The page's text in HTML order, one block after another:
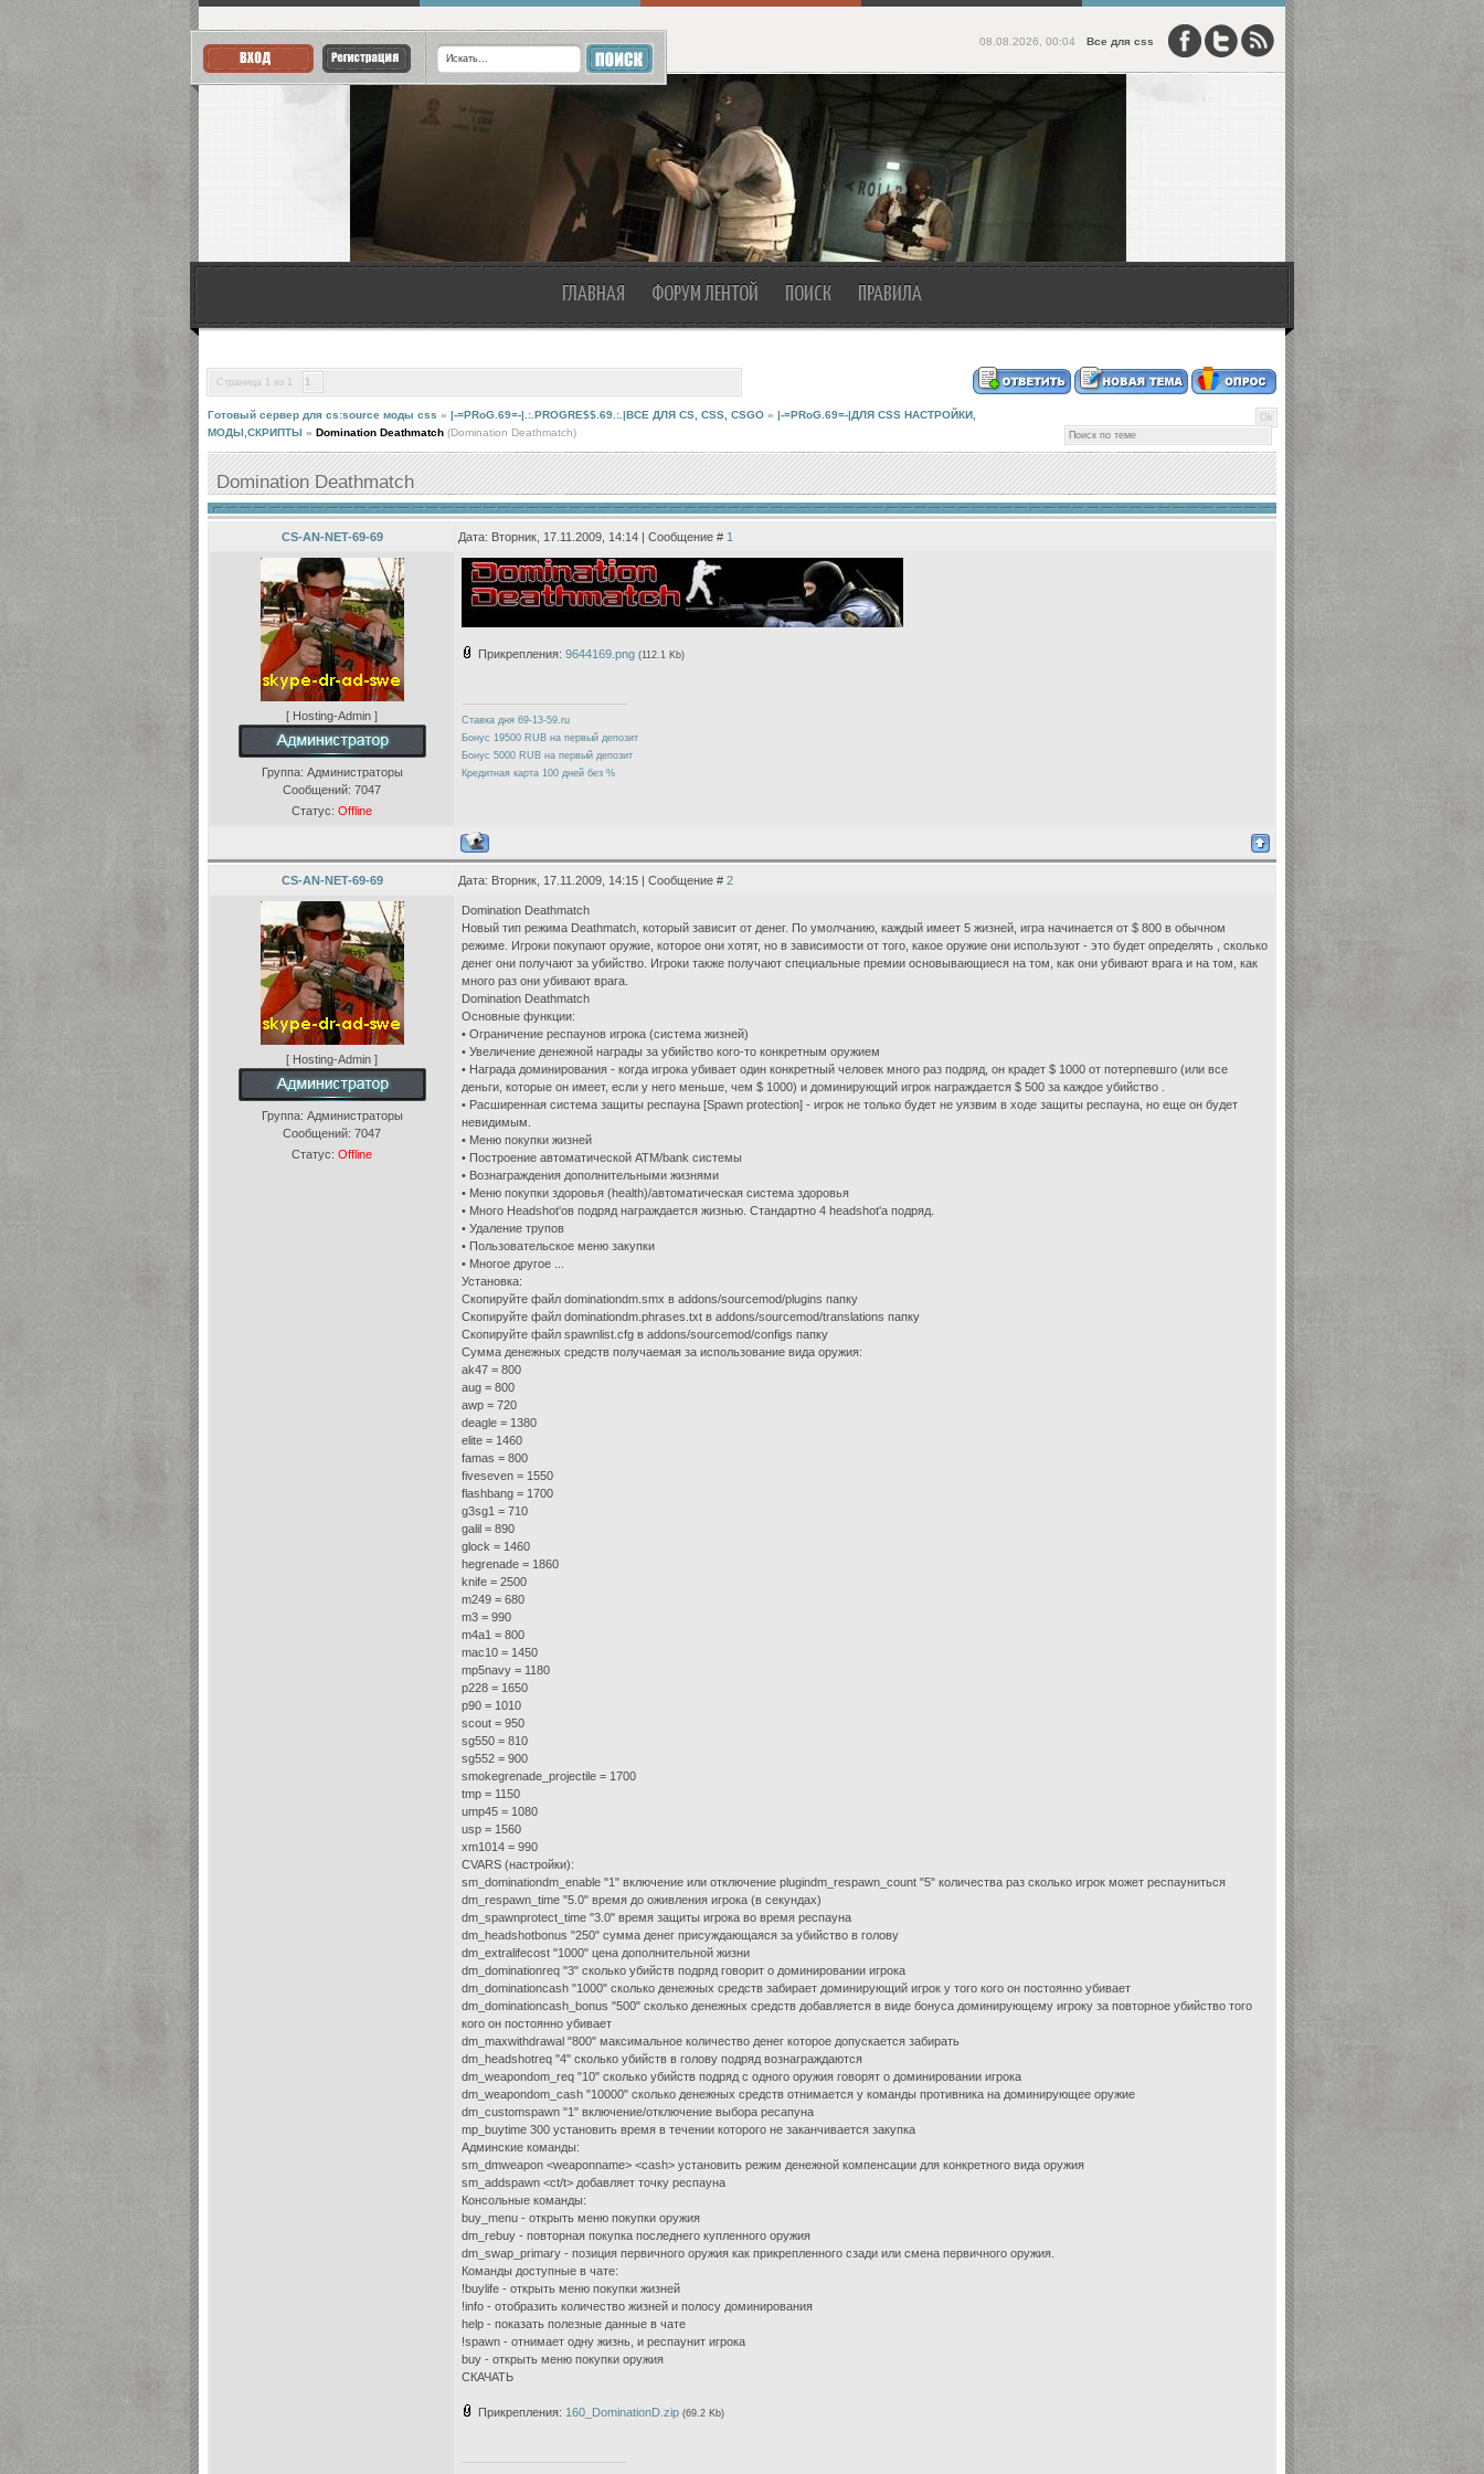
08.08.2026, 00:04 Все для css
ГЛАВНАЯ ФОРУМ ЛЕНТОЙ ПОИСК ПРАВИЛА
Страница 1 из 1 1
Готовый сервер для cs:source моды css » |-=PRoG.69=-|.:.PROGRE$$.69.:.|ВСЕ ДЛЯ CS, CSS, CSGO » |-=PRoG.69=-|ДЛЯ CSS НАСТРОЙКИ,
МОДЫ,СКРИПТЫ » Domination Deathmatch (Domination Deathmatch)
Domination Deathmatch
CS-AN-NET-69-69 Дата: Вторник, 17.11.2009, 14:14 | Сообщение # 1
[ Hosting-Admin ]
Группа: Администраторы
Сообщений: 7047
Статус: Offline
Прикрепления: 9644169.png (112.1 Kb)
Ставка дня 69-13-59.ru
Бонус 19500 RUB на первый депозит
Бонус 5000 RUB на первый депозит
Кредитная карта 100 дней без %
CS-AN-NET-69-69 Дата: Вторник, 17.11.2009, 14:15 | Сообщение # 2
[ Hosting-Admin ]
Группа: Администраторы
Сообщений: 7047
Статус: Offline
Domination Deathmatch
Новый тип режима Deathmatch, который зависит от денег. По умолчанию, каждый имеет 5 жизней, игра начинается от $ 800 в обычном
режиме. Игроки покупают оружие, которое они хотят, но в зависимости от того, какое оружие они используют - это будет определять , сколько
денег они получают за убийство. Игроки также получают специальные премии основывающиеся на том, как они убивают врага и на том, как
много раз они убивают врага.
Domination Deathmatch
Основные функции:
• Ограничение респаунов игрока (система жизней)
• Увеличение денежной награды за убийство кого-то конкретным оружием
• Награда доминирования - когда игрока убивает один конкретный человек много раз подряд, он крадет $ 1000 от потерпевшго (или все
деньги, которые он имеет, если у него меньше, чем $ 1000) и доминирующий игрок награждается $ 500 за каждое убийство .
• Расширенная система защиты респауна [Spawn protection] - игрок не только будет не уязвим в ходе защиты респауна, но еще он будет
невидимым.
• Меню покупки жизней
• Построение автоматической ATM/bank системы
• Вознаграждения дополнительными жизнями
• Меню покупки здоровья (health)/автоматическая система здоровья
• Много Headshot'ов подряд награждается жизнью. Стандартно 4 headshot'а подряд.
• Удаление трупов
• Пользовательское меню закупки
• Многое другое ...
Установка:
Скопируйте файл dominationdm.smx в addons/sourcemod/plugins папку
Скопируйте файл dominationdm.phrases.txt в addons/sourcemod/translations папку
Скопируйте файл spawnlist.cfg в addons/sourcemod/configs папку
Сумма денежных средств получаемая за использование вида оружия:
ak47 = 800
aug = 800
awp = 720
deagle = 1380
elite = 1460
famas = 800
fiveseven = 1550
flashbang = 1700
g3sg1 = 710
galil = 890
glock = 1460
hegrenade = 1860
knife = 2500
m249 = 680
m3 = 990
m4a1 = 800
mac10 = 1450
mp5navy = 1180
p228 = 1650
p90 = 1010
scout = 950
sg550 = 810
sg552 = 900
smokegrenade_projectile = 1700
tmp = 1150
ump45 = 1080
usp = 1560
xm1014 = 990
CVARS (настройки):
sm_dominationdm_enable "1" включение или отключение plugindm_respawn_count "5" количества раз сколько игрок может респауниться
dm_respawn_time "5.0" время до оживления игрока (в секундах)
dm_spawnprotect_time "3.0" время защиты игрока во время респауна
dm_headshotbonus "250" сумма денег присуждающаяся за убийство в голову
dm_extralifecost "1000" цена дополнительной жизни
dm_dominationreq "3" сколько убийств подряд говорит о доминировании игрока
dm_dominationcash "1000" сколько денежных средств забирает доминирующий игрок у того кого он постоянно убивает
dm_dominationcash_bonus "500" сколько денежных средств добавляется в виде бонуса доминирующему игроку за повторное убийство того
кого он постоянно убивает
dm_maxwithdrawal "800" максимальное количество денег которое допускается забирать
dm_headshotreq "4" сколько убийств в голову подряд вознаграждаются
dm_weapondom_req "10" сколько убийств подряд с одного оружия говорят о доминировании игрока
dm_weapondom_cash "10000" сколько денежных средств отнимается у команды противника на доминирующее оружие
dm_customspawn "1" включение/отключение выбора ресапуна
mp_buytime 300 установить время в течении которого не заканчивается закупка
Админские команды:
sm_dmweapon <weaponname> <cash> установить режим денежной компенсации для конкретного вида оружия
sm_addspawn <ct/t> добавляет точку респауна
Консольные команды:
buy_menu - открыть меню покупки оружия
dm_rebuy - повторная покупка последнего купленного оружия
dm_swap_primary - позиция первичного оружия как прикрепленного сзади или смена первичного оружия.
Команды доступные в чате:
!buylife - открыть меню покупки жизней
!info - отобразить количество жизней и полосу доминирования
help - показать полезные данные в чате
!spawn - отнимает одну жизнь, и респаунит игрока
buy - открыть меню покупки оружия
СКАЧАТЬ
Прикрепления: 160_DominationD.zip (69.2 Kb)